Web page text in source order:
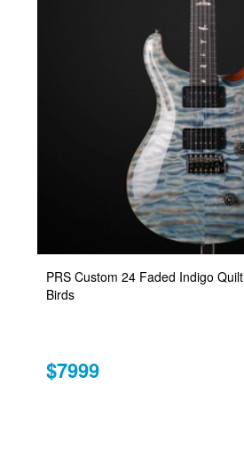
PRS Custom 24 Faded Indigo
Birds
$7999